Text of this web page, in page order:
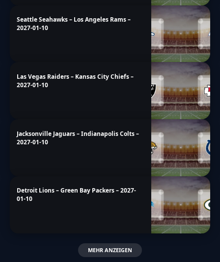
Seattle Seahawks – Los Angeles Rams –
2027-01-10
Las Vegas Raiders – Kansas City Chiefs –
2027-01-10
Jacksonville Jaguars – Indianapolis Colts –
2027-01-10
Detroit Lions – Green Bay Packers – 2027-
01-10
MEHR ANZEIGEN